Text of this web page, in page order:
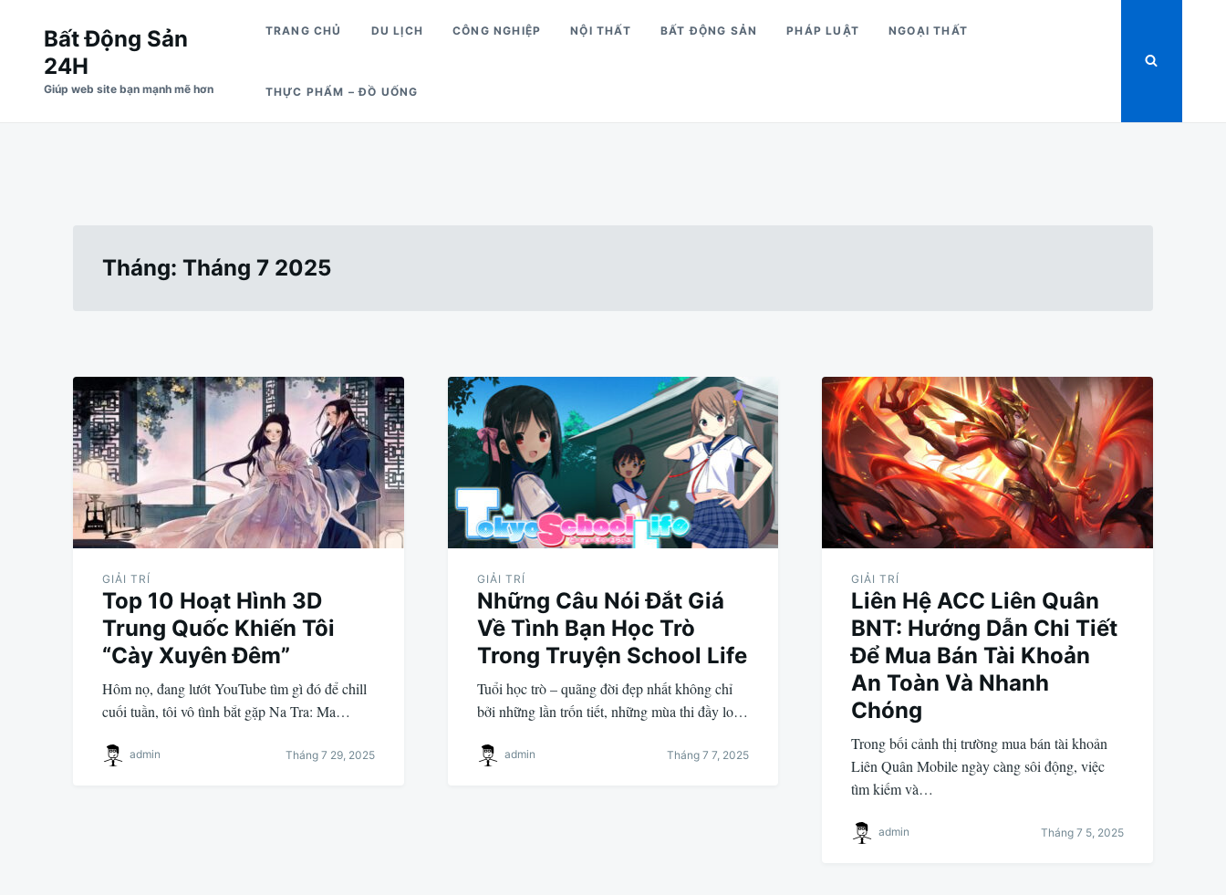
kiếm
cho:
Bất Động Sản
24H
Giúp web site bạn mạnh mẽ hơn
TRANG CHỦ DU LỊCH CÔNG NGHIỆP NỘI THẤT BẤT ĐỘNG SẢN PHÁP LUẬT NGOẠI THẤT
THỰC PHẨM – ĐỒ UỐNG
Tháng: Tháng 7 2025
GIẢI TRÍ
Top 10 Hoạt Hình 3D
Trung Quốc Khiến Tôi
“Cày Xuyên Đêm”
Hôm nọ, đang lướt YouTube tìm gì đó để chill
cuối tuần, tôi vô tình bắt gặp Na Tra: Ma…
admin Tháng 7 29, 2025
GIẢI TRÍ
Những Câu Nói Đắt Giá
Về Tình Bạn Học Trò
Trong Truyện School Life
Tuổi học trò – quãng đời đẹp nhất không chỉ
bởi những lần trốn tiết, những mùa thi đầy lo…
admin Tháng 7 7, 2025
GIẢI TRÍ
Liên Hệ ACC Liên Quân
BNT: Hướng Dẫn Chi Tiết
Để Mua Bán Tài Khoản
An Toàn Và Nhanh
Chóng
Trong bối cảnh thị trường mua bán tài khoản
Liên Quân Mobile ngày càng sôi động, việc
tìm kiếm và…
admin Tháng 7 5, 2025